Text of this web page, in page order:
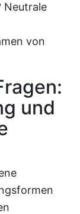
Neutrale
von
und